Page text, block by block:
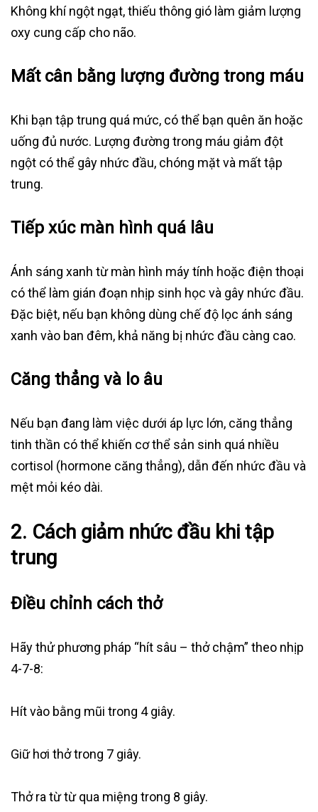
Không khí ngột ngạt, thiếu thông gió làm giảm lượng
oxy cung cấp cho não.
Mất cân bằng lượng đường trong máu
Khi bạn tập trung quá mức, có thể bạn quên ăn hoặc
uống đủ nước. Lượng đường trong máu giảm đột
ngột có thể gây nhức đầu, chóng mặt và mất tập
trung.
Tiếp xúc màn hình quá lâu
Ánh sáng xanh từ màn hình máy tính hoặc điện thoại
có thể làm gián đoạn nhịp sinh học và gây nhức đầu.
Đặc biệt, nếu bạn không dùng chế độ lọc ánh sáng
xanh vào ban đêm, khả năng bị nhức đầu càng cao.
Căng thẳng và lo âu
Nếu bạn đang làm việc dưới áp lực lớn, căng thẳng
tinh thần có thể khiến cơ thể sản sinh quá nhiều
cortisol (hormone căng thẳng), dẫn đến nhức đầu và
mệt mỏi kéo dài.
2. Cách giảm nhức đầu khi tập
trung
Điều chỉnh cách thở
Hãy thử phương pháp “hít sâu – thở chậm” theo nhịp
4-7-8:
Hít vào bằng mũi trong 4 giây.
Giữ hơi thở trong 7 giây.
Thở ra từ từ qua miệng trong 8 giây.